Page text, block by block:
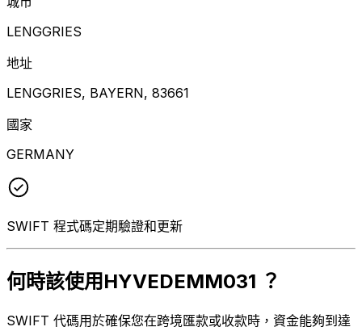
LENGGRIES
地址
LENGGRIES, BAYERN, 83661
國家
GERMANY
SWIFT 程式碼定期驗證和更新
何時該使用HYVEDEMM031 ？
SWIFT 代碼用於確保您在跨境匯款或收款時，資金能夠到達